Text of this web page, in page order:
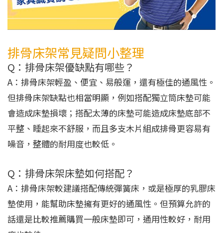
排骨床架常見疑問小整理
Q：排骨床架優缺點有哪些？
A：排骨床架輕盈、便宜、易般運，還有極佳的通風性。
但排骨床架缺點也相當明顯，例如搭配獨立筒床墊可能
會造成床墊損壞；搭配太薄的床墊可能造成床墊底部不
平整、睡起來不舒服，而且多支木片組成排骨更容易有
噪音，整體的耐用度也較低。
Q：排骨床架床墊如何搭配？
A：排骨床架較建議搭配傳統彈簧床，或是極厚的乳膠床
墊使用，能幫助床墊擁有更好的通風性。但預算允許的
話還是比較推薦購買一般床墊即可，通用性較好，耐用